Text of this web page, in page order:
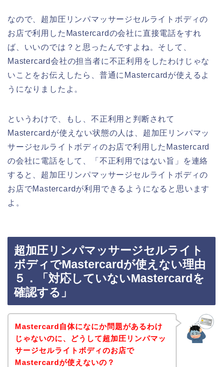
なので、超加圧リンパマッサージセルライトボディの
お店で利用したMastercardの会社に直接電話をすれ
ば、いいのでは？と思ったんですよね。そして、
Mastercard会社の担当者に不正利用をしたわけじゃな
いことをお伝えしたら、普通にMastercardが使えるよ
うになりましたよ。
というわけで、もし、不正利用と判断されて
Mastercardが使えない状態の人は、超加圧リンパマッ
サージセルライトボディのお店で利用したMastercard
の会社に電話をして、「不正利用ではない旨」を連絡
すると、超加圧リンパマッサージセルライトボディの
お店でMastercardが利用できるようになると思います
よ。
超加圧リンパマッサージセルライト
ボディでMastercardが使えない理由
５．「対応していないMastercardを
確認する」
Mastercard自体になにか問題があるわけ
じゃないのに、どうして超加圧リンパマッ
サージセルライトボディのお店で
Mastercardが使えないの？